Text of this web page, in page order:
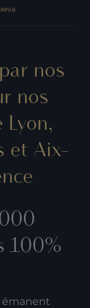
nos
nos
et Aix-
100%
émanent